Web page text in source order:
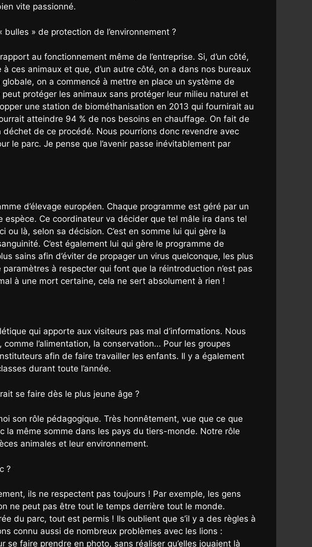
vite passionné.
» de protection de l’environnement ?
au fonctionnement même de l’entreprise. Si, d’un côté,
ces animaux et que, d’un autre côté, on a dans nos bureaux
on a commencé à mettre en place un système de
protéger les animaux sans protéger leur milieu naturel et
une station de biométhanisation en 2013 qui fournirait au
atteindre 94 % de nos besoins en chauffage. On fait de
déchet de ce procédé. Nous pourrions donc revendre avec
le parc. Je pense que l’avenir passe inévitablement par
d’élevage européen. Chaque programme est géré par un
Ce coordinateur va décider que tel mâle ira dans tel
là, selon sa décision. C’est en somme lui qui gère la
C’est également lui qui gère le programme de
sains afin d’éviter de propager un virus quelconque, les plus
à respecter qui font que la réintroduction n’est pas
à une mort certaine, cela ne sert absolument à rien !
qui apporte aux visiteurs pas mal d’informations. Nous
l’alimentation, la conservation… Pour les groupes
afin de faire travailler les enfants. Il y a également
durant toute l’année.
se faire dès le plus jeune âge ?
son rôle pédagogique. Très honnêtement, vue que ce que
même somme dans les pays du tiers-monde. Notre rôle
animales et leur environnement.
?
ils ne respectent pas toujours ! Par exemple, les gens
ne peut pas être tout le temps derrière tout le monde.
du parc, tout est permis ! Ils oublient que s’il y a des règles à
connu aussi de nombreux problèmes avec les lions :
faire prendre en photo, sans réaliser qu’elles jouaient là